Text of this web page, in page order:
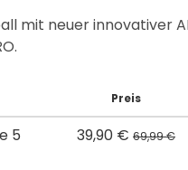
mit neuer innovativer
Preis
5 39,90 € 69,99 €